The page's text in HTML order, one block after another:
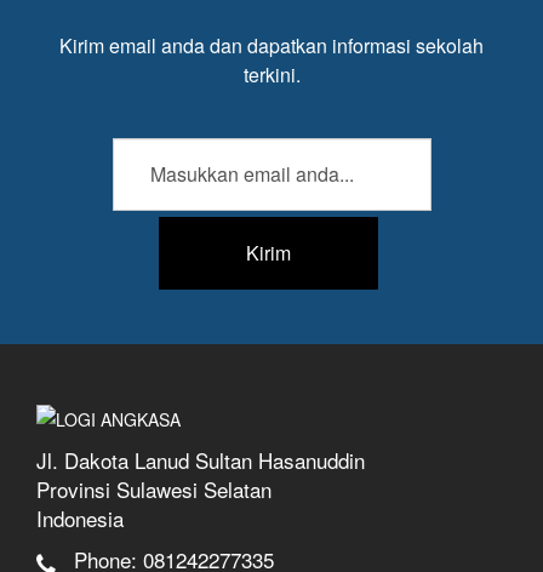
Kirim email anda dan dapatkan informasi sekolah
terkini.
Jl. Dakota Lanud Sultan Hasanuddin
Provinsi Sulawesi Selatan
Indonesia
Phone: 081242277335